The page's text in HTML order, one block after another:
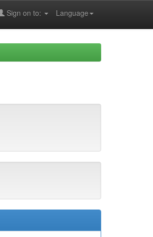
Language
Sign on to: